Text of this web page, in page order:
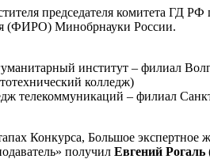
председателя комитета ГД
(ФИРО) Минобрнауки России.
институт – филиал
колледж)
телекоммуникаций – филиал
Конкурса, Большое
получил Евгений Рогаль